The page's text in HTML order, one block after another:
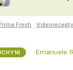
ČESKO NA
KUCHAŘKA
Fresh Videorecepty
Emanuele